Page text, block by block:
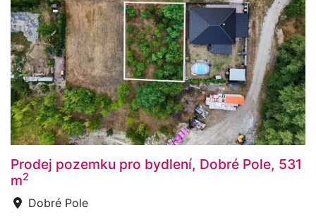
Prodej pozemku pro bydlení, Dobré Pole, 531
m2
Dobré Pole